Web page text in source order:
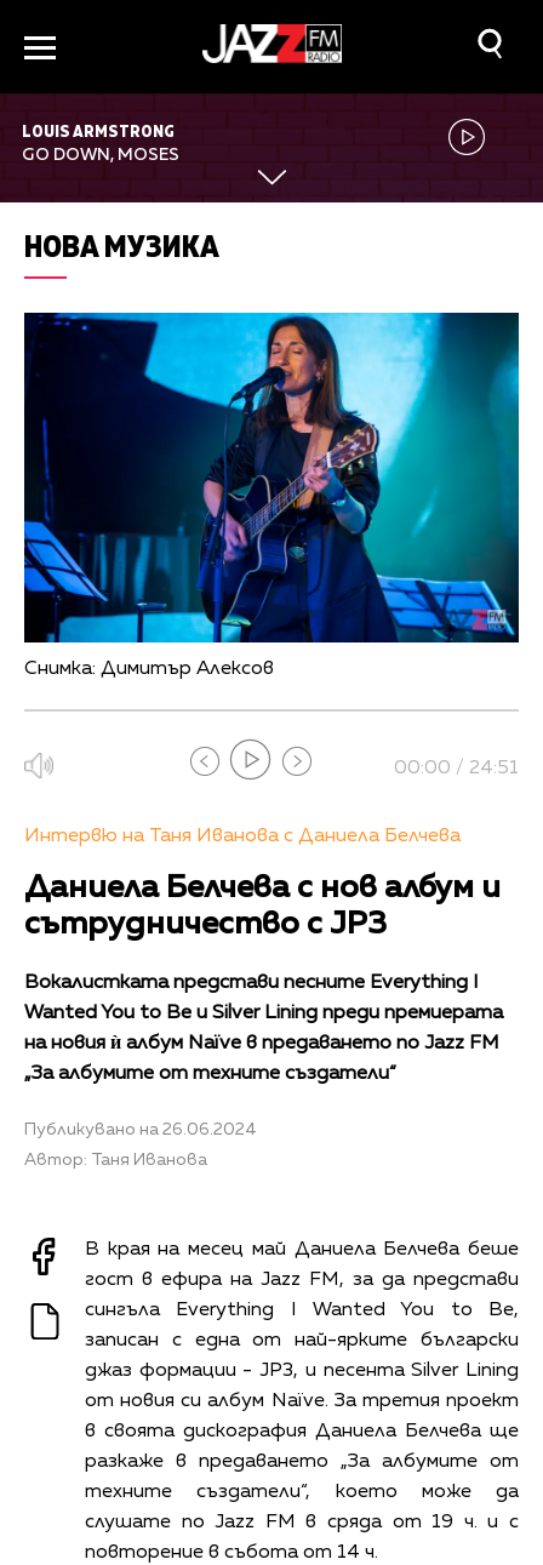
LOUIS ARMSTRONG
GO DOWN, MOSES
НОВА МУЗИКА
Снимка: Димитър Алексов
00:00 / 24:51
Интервю на Таня Иванова с Даниела Белчева
Даниела Белчева с нов албум и
сътрудничество с JP3
Вокалистката представи песните Everything I
Wanted You to Be и Silver Lining преди премиерата
на новия ѝ албум Naïve в предаването по Jazz FM
„За албумите от техните създатели“
Публикувано на 26.06.2024
Автор: Таня Иванова
В края на месец май Даниела Белчева беше
гост в ефира на Jazz FM, за да представи
сингъла Everything I Wanted You to Be,
записан с една от най-ярките български
джаз формации - JP3, и песента Silver Lining
от новия си албум Naïve. За третия проект
в своята дискография Даниела Белчева ще
разкаже в предаването „За албумите от
техните създатели“, което може да
слушате по Jazz FM в сряда от 19 ч. и с
повторение в събота от 14 ч.